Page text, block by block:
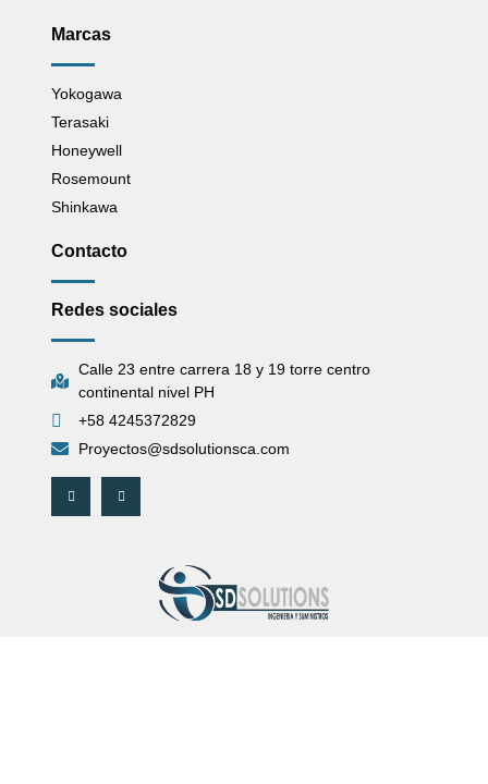
Marcas
Yokogawa
Terasaki
Honeywell
Rosemount
Shinkawa
Contacto
Redes sociales
Calle 23 entre carrera 18 y 19 torre centro
continental nivel PH
+58 4245372829
Proyectos@sdsolutionsca.com